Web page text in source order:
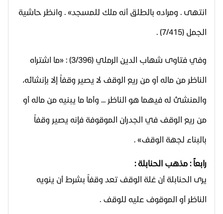
انتهى . ومراده بالطلق أنه ملك للمسجد» . وانظر حاشية
الجمل (7/415) .
وفي فتاوى شهاب الدين الرملي (3/396) : «ما اشتراه
الناظر من ماله أو من ريع الوقف لا يصير وقفاً إلا بإنشائه،
والمنشئ له فيهما هو الناظر ... وأما ما يبنيه من ماله أو
من ريع الوقف في الجدران الموقوفة فإنه يصير وقفاً
بالبناء لجهة الوقف» .
رابعاً : مذهب الحنابلة :
يرى الحنابلة أن غلة الوقف تعد وقفاً بشرط أن ينويه
الناظر أو الموقوف عليه للوقف .